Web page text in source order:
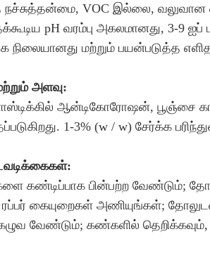
நச்சுத்தன்மை, VOC இல்லை, வலுவான
pH வரம்பு அகலமானது, 3-9
நிலையானது மற்றும் பயன்படுத்த
அளவு:
ஆன்டிகோரோஷன், பூஞ்சை
1-3% (w / w) சேர்க்க
கண்டிப்பாக பின்பற்ற வேண்டும்;
கையுறைகள் அணியுங்கள்;
வேண்டும்; கண்களில்